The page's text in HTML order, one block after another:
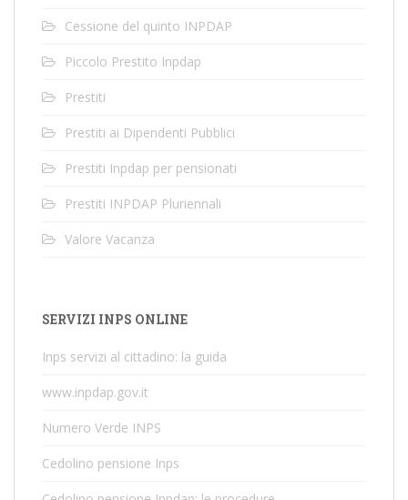
Cessione del quinto INPDAP
Piccolo Prestito Inpdap
Prestiti
Prestiti ai Dipendenti Pubblici
Prestiti Inpdap per pensionati
Prestiti INPDAP Pluriennali
Valore Vacanza
SERVIZI INPS ONLINE
Inps servizi al cittadino: la guida
www.inpdap.gov.it
Numero Verde INPS
Cedolino pensione Inps